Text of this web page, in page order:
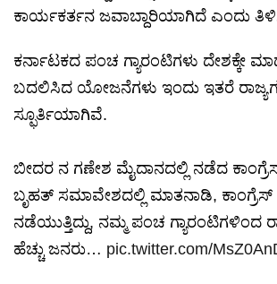
ಕಾರ್ಯಕರ್ತನ ಜವಾಬ್ದಾರಿಯಾಗಿದೆ ಎಂದು
ಕರ್ನಾಟಕದ ಪಂಚ ಗ್ಯಾರಂಟಿಗಳು ದೇಶಕ್ಕೇ
ಬದಲಿಸಿದ ಯೋಜನೆಗಳು ಇಂದು ಇತರೆ
ಸ್ಫೂರ್ತಿಯಾಗಿವೆ.
ಬೀದರ ನ ಗಣೇಶ ಮೈದಾನದಲ್ಲಿ ನಡೆದ
ಬೃಹತ್ ಸಮಾವೇಶದಲ್ಲಿ ಮಾತನಾಡಿ, ಕಾಂಗ್ರೆಸ್
ನಡೆಯುತ್ತಿದ್ದು, ನಮ್ಮ ಪಂಚ ಗ್ಯಾರಂಟಿಗಳಿಂದ
ಹೆಚ್ಚು ಜನರು… pic.twitter.com/